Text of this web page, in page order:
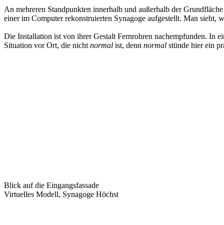
An mehreren Standpunkten innerhalb und außerhalb der
einer im Computer rekonstruierten Synagoge aufgestellt. Man sieht,
Die Installation ist von ihrer Gestalt Fernrohren nachempfunden. In
Situation vor Ort, die nicht normal ist, denn normal stünde hier ein
Blick auf die Eingangsfassade
Virtuelles Modell, Synagoge Höchst